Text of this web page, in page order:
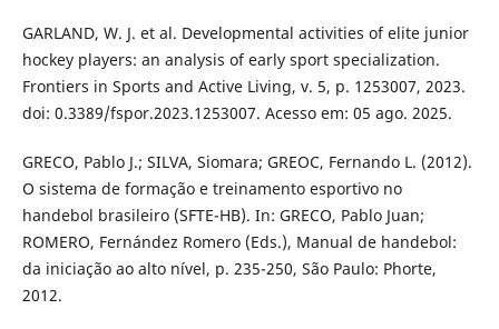
GARLAND, W. J. et al. Developmental activities of elite junior
hockey players: an analysis of early sport specialization.
Frontiers in Sports and Active Living, v. 5, p. 1253007, 2023.
doi: 0.3389/fspor.2023.1253007. Acesso em: 05 ago. 2025.
GRECO, Pablo J.; SILVA, Siomara; GREOC, Fernando L. (2012).
O sistema de formação e treinamento esportivo no
handebol brasileiro (SFTE-HB). In: GRECO, Pablo Juan;
ROMERO, Fernández Romero (Eds.), Manual de handebol:
da iniciação ao alto nível, p. 235-250, São Paulo: Phorte,
2012.